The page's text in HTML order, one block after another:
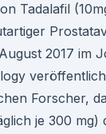
Tadalafil
2017 im
Forscher,
je 300 mg)